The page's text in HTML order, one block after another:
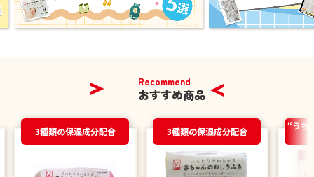
Recommend
おすすめ商品
3種類の保湿成分配合 3種類の保湿成分配合 “うち